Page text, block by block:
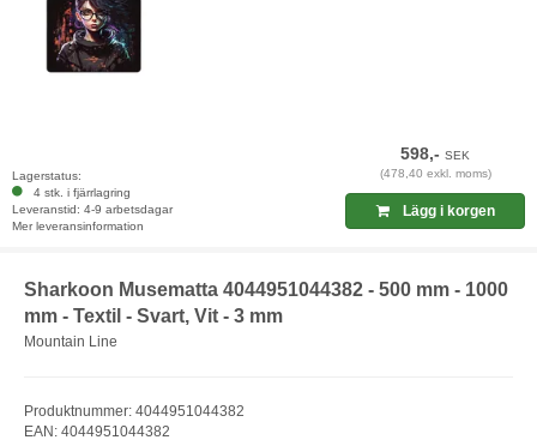
Lagerstatus:
4 stk. i fjärrlagring
Leveranstid: 4-9 arbetsdagar
Mer leveransinformation
598,-SEK
(478,40 exkl. moms)
Lägg i korgen
Sharkoon Musematta 4044951044382 - 500 mm - 1000
mm - Textil - Svart, Vit - 3 mm
Mountain Line
Produktnummer: 4044951044382
EAN: 4044951044382